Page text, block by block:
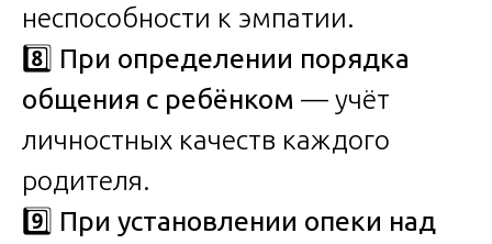
неспособности к эмпатии.
8️⃣ При определении порядка
общения с ребёнком — учёт
личностных качеств каждого
родителя.
9️⃣ При установлении опеки над